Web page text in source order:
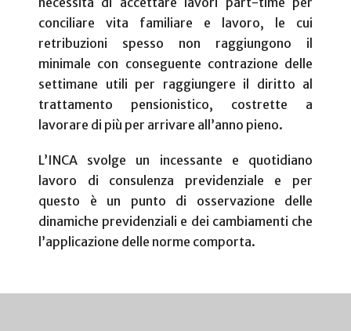
conciliare vita familiare e lavoro, le cui
retribuzioni spesso non raggiungono il
minimale con conseguente contrazione delle
settimane utili per raggiungere il diritto al
trattamento pensionistico, costrette a
lavorare di più per arrivare all’anno pieno.
L’INCA svolge un incessante e quotidiano
lavoro di consulenza previdenziale e per
questo è un punto di osservazione delle
dinamiche previdenziali e dei cambiamenti che
l’applicazione delle norme comporta.